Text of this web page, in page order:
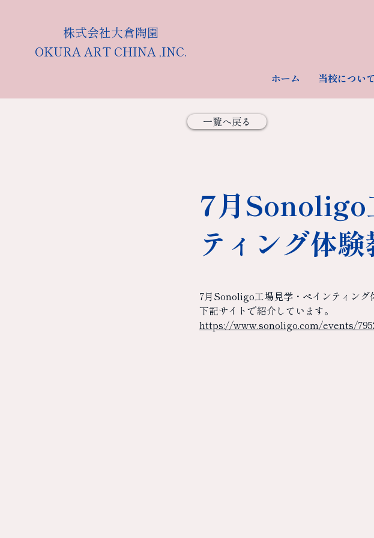
株式会社大倉陶園
OKURA ART CHINA ,INC.
ホーム 当校について
一覧へ戻る
7月Sonoligo
ティング体
7月Sonoligo工場見学・ペインティング
下記サイトで紹介しています。
https://www.sonoligo.com/events/